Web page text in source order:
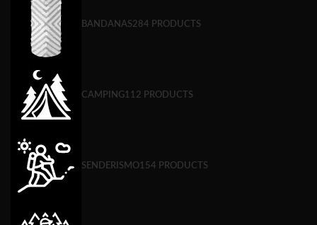
BANDANAS284 PRODUCTS
CAMPING112 PRODUCTS
SENDERISMO154 PRODUCTS